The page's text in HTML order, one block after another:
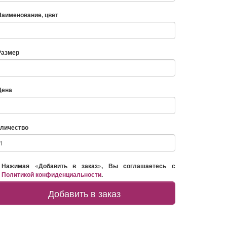
цвет
Нажимая «Добавить в заказ», Вы соглашаетесь с
Политикой конфиденциальности.
Добавить в заказ